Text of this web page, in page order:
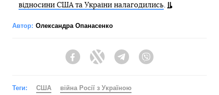
відносини США та України налагодились.
Автор: Олександра Опанасенко
FacebookTwitter Telegram
Теги: США війна Росії з Україною